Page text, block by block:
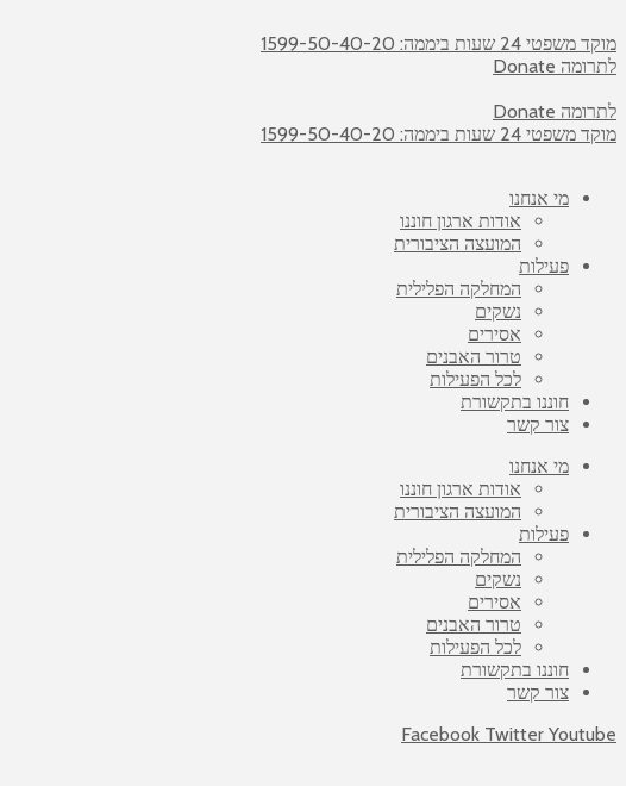
מוקד משפטי 24 שעות ביממה: 1599-50-40-20
לתרומה Donate
לתרומה Donate
מוקד משפטי 24 שעות ביממה: 1599-50-40-20
מי אנחנו
אודות ארגון חוננו
המועצה הציבורית
פעילות
המחלקה הפלילית
נשקים
אסירים
טרור האבנים
לכל הפעילות
חוננו בתקשורת
צור קשר
מי אנחנו
אודות ארגון חוננו
המועצה הציבורית
פעילות
המחלקה הפלילית
נשקים
אסירים
טרור האבנים
לכל הפעילות
חוננו בתקשורת
צור קשר
Facebook Twitter Youtube